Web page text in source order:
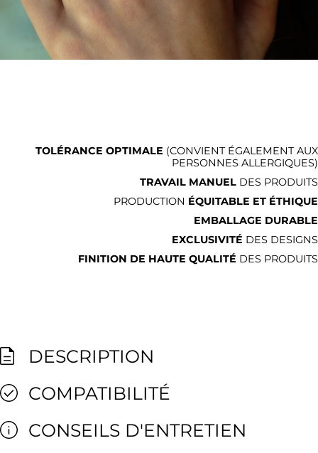
TOLÉRANCE OPTIMALE (CONVIENT ÉGALEMENT AUX
PERSONNES ALLERGIQUES)
TRAVAIL MANUEL DES PRODUITS
PRODUCTION ÉQUITABLE ET ÉTHIQUE
EMBALLAGE DURABLE
EXCLUSIVITÉ DES DESIGNS
FINITION DE HAUTE QUALITÉ DES PRODUITS
DESCRIPTION
COMPATIBILITÉ
CONSEILS D'ENTRETIEN